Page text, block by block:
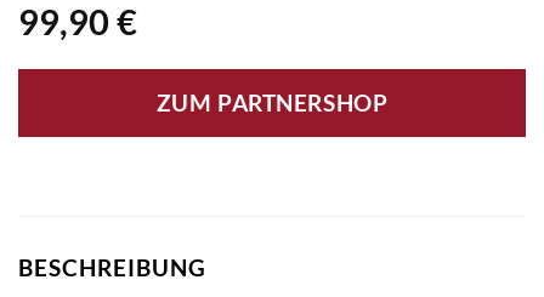
99,90 €
ZUM PARTNERSHOP
BESCHREIBUNG